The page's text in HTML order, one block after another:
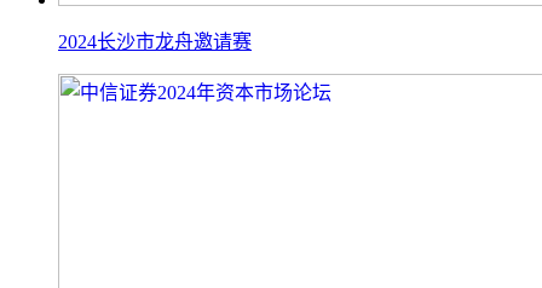
2024长沙市龙舟邀请赛